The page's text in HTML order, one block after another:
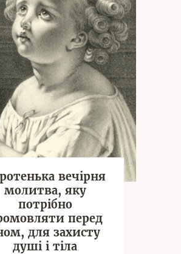
вечірня
молитва, яку
потрібно
перед
для захисту
душі і тіла